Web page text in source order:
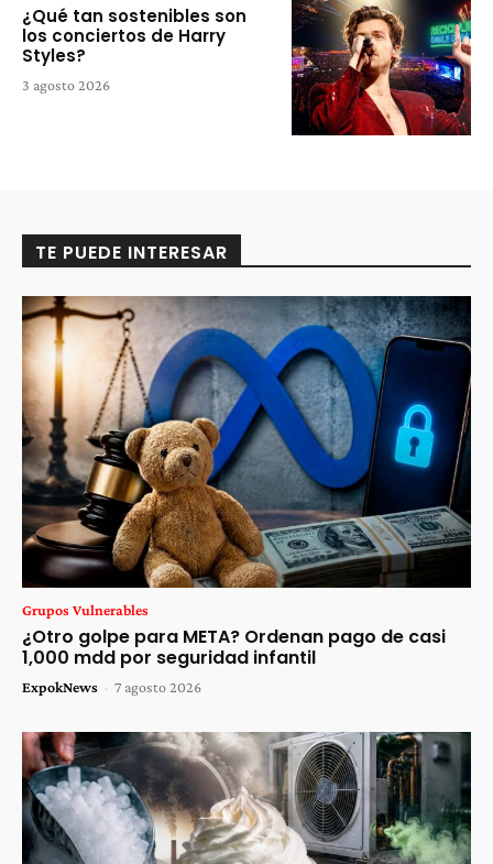
¿Qué tan sostenibles son
los conciertos de Harry
Styles?
3 agosto 2026
TE PUEDE INTERESAR
Grupos Vulnerables
¿Otro golpe para META? Ordenan pago de casi
1,000 mdd por seguridad infantil
ExpokNews - 7 agosto 2026